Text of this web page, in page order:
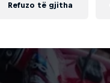
Refuzo të gjitha